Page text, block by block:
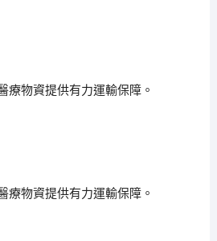
療物資提供有力運輸保障。
療物資提供有力運輸保障。